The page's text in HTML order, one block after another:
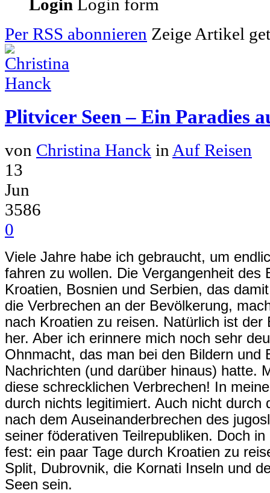
Login Login form
Per RSS abonnieren Zeige Artikel
Plitvicer Seen – Ein Paradies
von Christina Hanck in Auf Reisen
13
Jun
3586
0
Viele Jahre habe ich gebraucht, um
fahren zu wollen. Die Vergangenheit des
Kroatien, Bosnien und Serbien, das
die Verbrechen an der Bevölkerung,
nach Kroatien zu reisen. Natürlich ist der
her. Aber ich erinnere mich noch sehr
Ohnmacht, das man bei den Bildern und
Nachrichten (und darüber hinaus) hatte.
diese schrecklichen Verbrechen! In
durch nichts legitimiert. Auch nicht durch
nach dem Auseinanderbrechen des
seiner föderativen Teilrepubliken. Doch
fest: ein paar Tage durch Kroatien zu
Split, Dubrovnik, die Kornati Inseln und
Seen sein.